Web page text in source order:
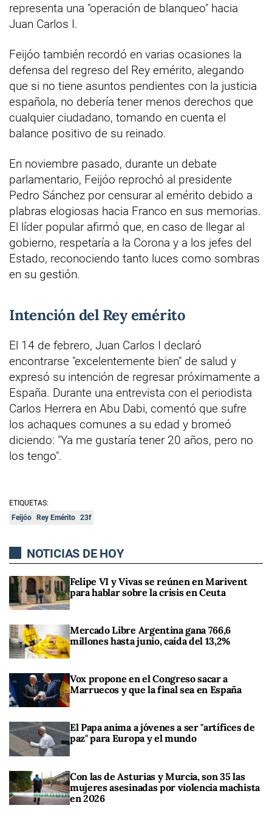
representa una "operación de blanqueo" hacia
Juan Carlos I.
Feijóo también recordó en varias ocasiones la
defensa del regreso del Rey emérito, alegando
que si no tiene asuntos pendientes con la justicia
española, no debería tener menos derechos que
cualquier ciudadano, tomando en cuenta el
balance positivo de su reinado.
En noviembre pasado, durante un debate
parlamentario, Feijóo reprochó al presidente
Pedro Sánchez por censurar al emérito debido a
plabras elogiosas hacia Franco en sus memorias.
El líder popular afirmó que, en caso de llegar al
gobierno, respetaría a la Corona y a los jefes del
Estado, reconociendo tanto luces como sombras
en su gestión.
Intención del Rey emérito
El 14 de febrero, Juan Carlos I declaró
encontrarse "excelentemente bien" de salud y
expresó su intención de regresar próximamente a
España. Durante una entrevista con el periodista
Carlos Herrera en Abu Dabi, comentó que sufre
los achaques comunes a su edad y bromeó
diciendo: "Ya me gustaría tener 20 años, pero no
los tengo".
ETIQUETAS:
Feijóo Rey Emérito 23f
NOTICIAS DE HOY
Felipe VI y Vivas se reúnen en Marivent
para hablar sobre la crisis en Ceuta
Mercado Libre Argentina gana 766,6
millones hasta junio, caída del 13,2%
Vox propone en el Congreso sacar a
Marruecos y que la final sea en España
El Papa anima a jóvenes a ser "artífices de
paz" para Europa y el mundo
Con las de Asturias y Murcia, son 35 las
mujeres asesinadas por violencia machista
en 2026